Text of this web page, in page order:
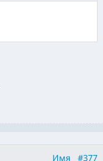
Имя #377